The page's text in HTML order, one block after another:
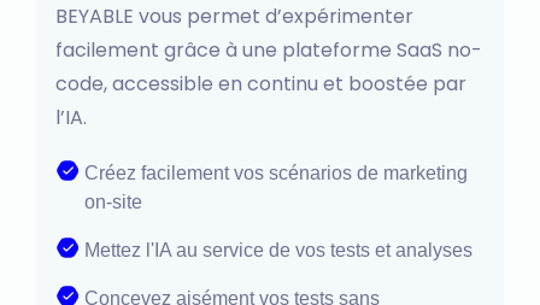
BEYABLE vous permet d’expérimenter
facilement grâce à une plateforme SaaS no-
code, accessible en continu et boostée par
l’IA.
Créez facilement vos scénarios de marketing
on-site
Mettez l'IA au service de vos tests et analyses
Concevez aisément vos tests sans